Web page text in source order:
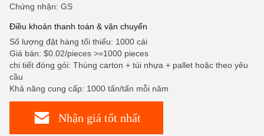
Chứng nhận: GS
Điều khoản thanh toán & vận chuyển
Số lượng đặt hàng tối thiểu: 1000 cái
Giá bán: $0.02/pieces >=1000 pieces
chi tiết đóng gói: Thùng carton + túi nhựa + pallet hoặc theo yêu
cầu
Khả năng cung cấp: 1000 tấn/tấn mỗi năm
Nhận giá tốt nhất